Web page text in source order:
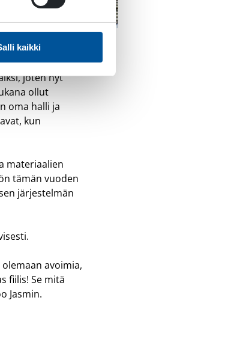
kaikki
joten nyt
ollut
oma halli ja
kun
materiaalien
tämän vuoden
järjestelmän
avoimia,
fiilis! Se mitä
Jasmin.